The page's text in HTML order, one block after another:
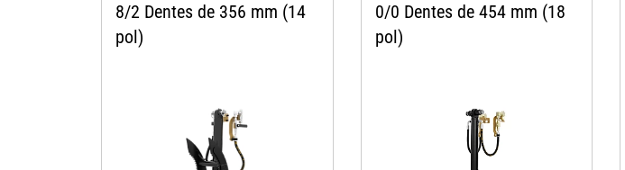
8/2 Dentes de 356 mm (14
pol)
0/0 Dentes de 454 mm (18
pol)